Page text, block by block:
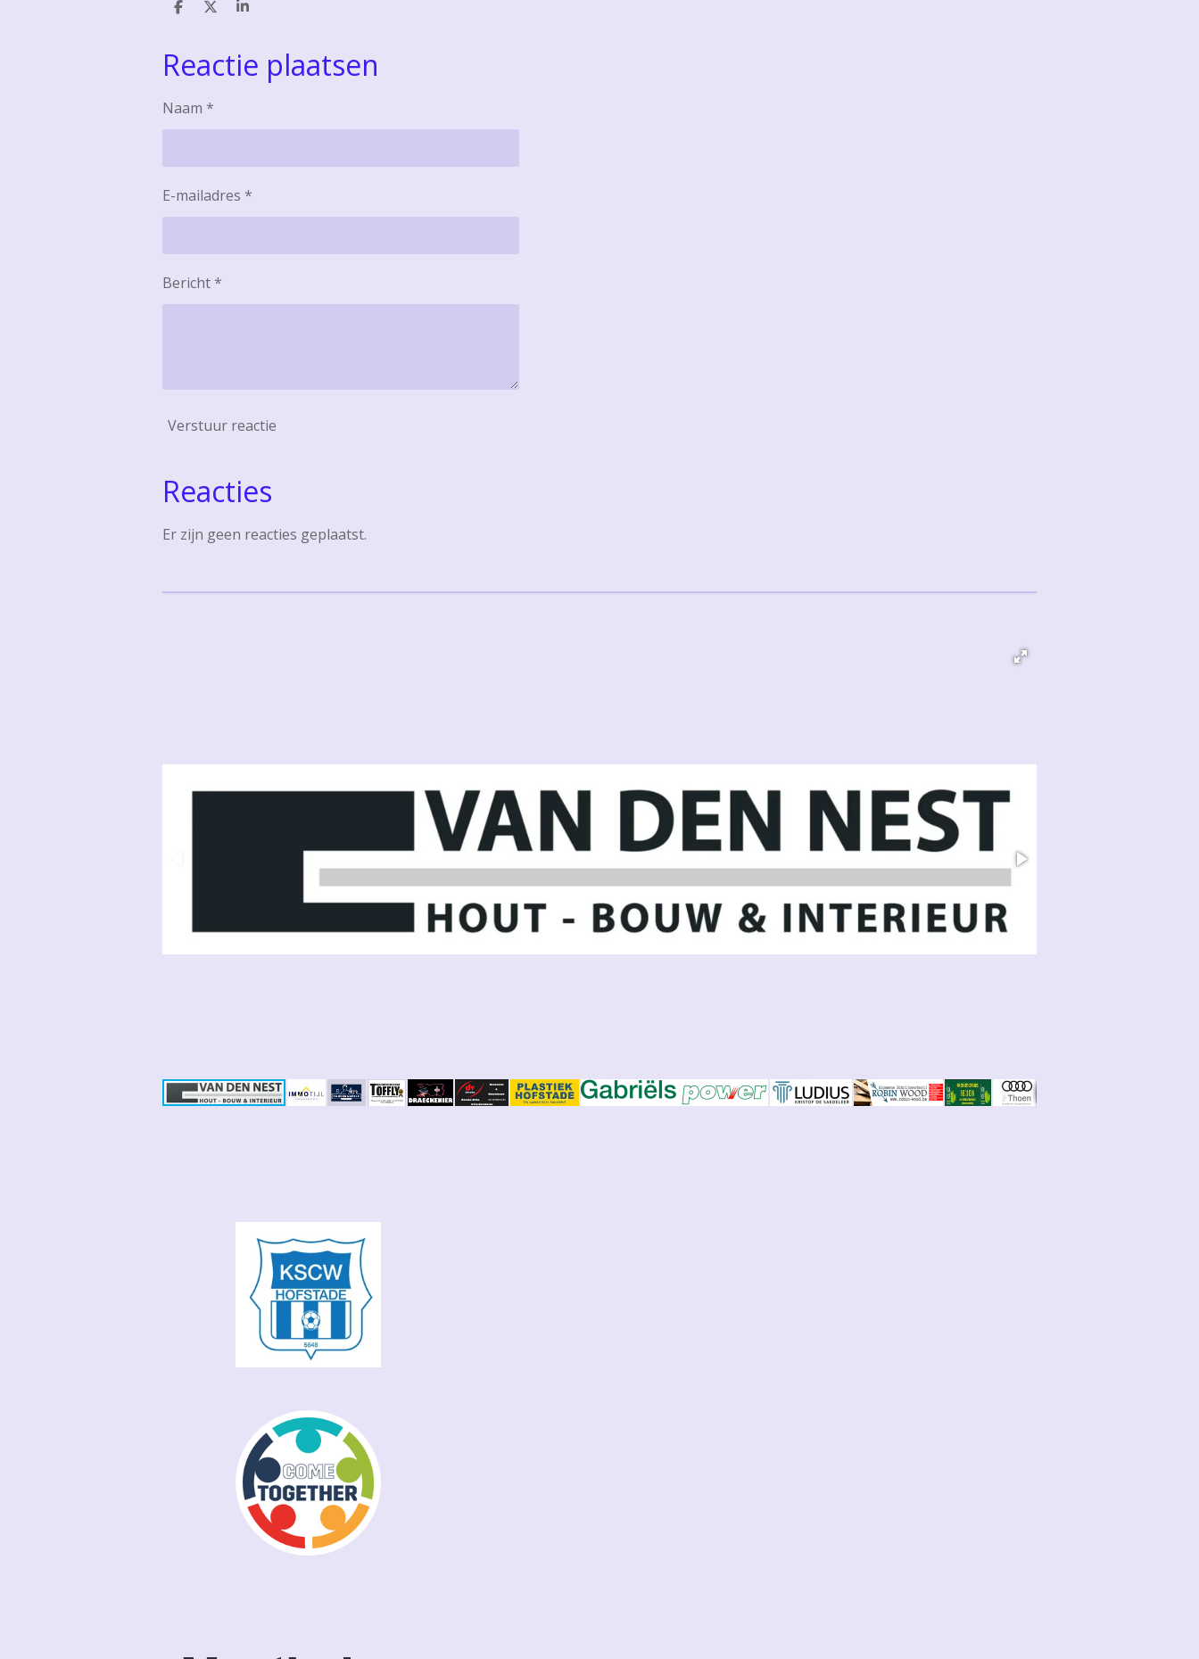
D
e
n
D
S
e
Reactie plaatsen
Naam *
E-mailadres *
Bericht *
Verstuur reactie
Reacties
Er zijn geen reacties geplaatst.